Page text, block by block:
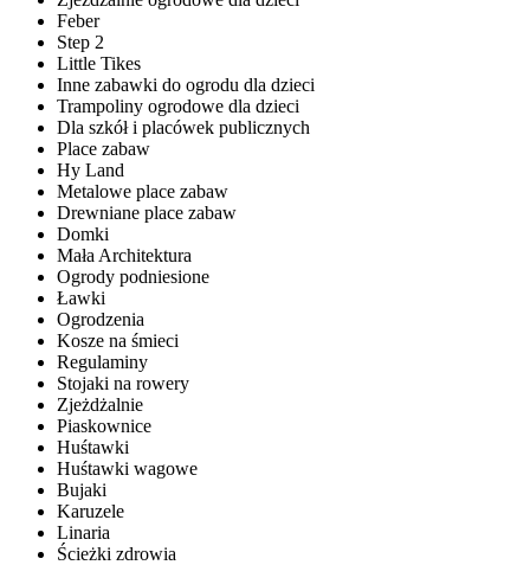
Feber
Step 2
Little Tikes
Inne zabawki do ogrodu dla dzieci
Trampoliny ogrodowe dla dzieci
Dla szkół i placówek publicznych
Place zabaw
Hy Land
Metalowe place zabaw
Drewniane place zabaw
Domki
Mała Architektura
Ogrody podniesione
Ławki
Ogrodzenia
Kosze na śmieci
Regulaminy
Stojaki na rowery
Zjeżdżalnie
Piaskownice
Huśtawki
Huśtawki wagowe
Bujaki
Karuzele
Linaria
Ścieżki zdrowia